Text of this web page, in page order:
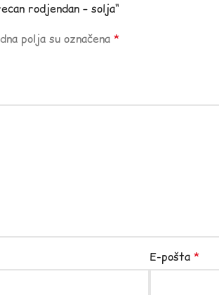
rodjendan – solja“
polja su označena *
E-pošta *